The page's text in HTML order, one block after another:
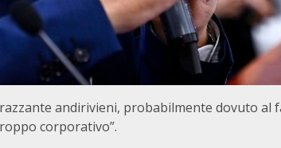
andirivieni, probabilmente dovuto al
corporativo”.